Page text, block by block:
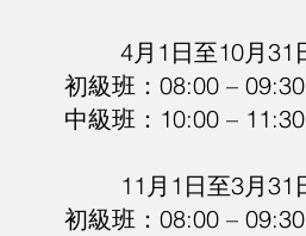
4月1日至10月31
初級班：08:00 –
中級班：10:00 –
11月1日至3月31
初級班：08:00 –